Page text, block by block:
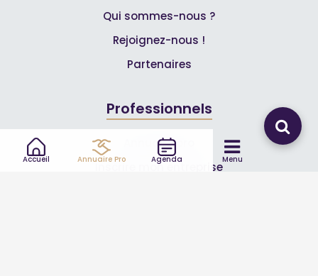
Accueil Annuaire Pro Agenda Menu
Qui sommes-nous ?
Rejoignez-nous !
Partenaires
Professionnels
Annuaire pro
Inscrire mon entreprise